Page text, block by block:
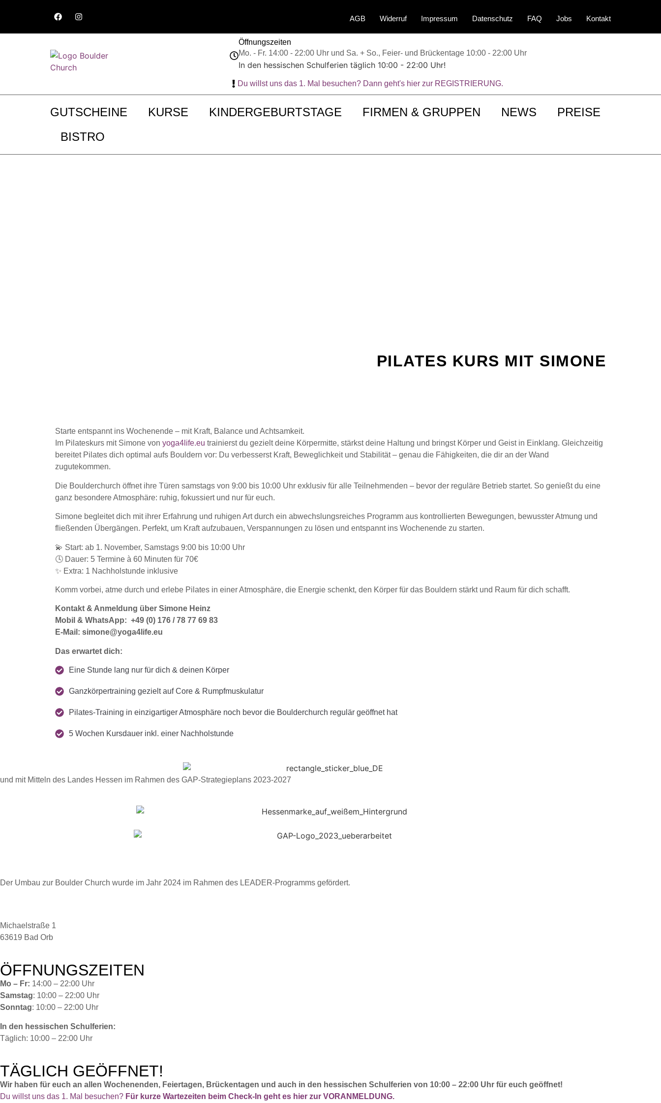
AGB Widerruf Impressum Datenschutz FAQ Jobs Kontakt
Öffnungszeiten
Mo. - Fr. 14:00 - 22:00 Uhr und Sa. + So., Feier- und Brückentage 10:00 - 22:00 Uhr
In den hessischen Schulferien täglich 10:00 - 22:00 Uhr!
Du willst uns das 1. Mal besuchen? Dann geht's hier zur REGISTRIERUNG.
GUTSCHEINE KURSE KINDERGEBURTSTAGE FIRMEN & GRUPPEN NEWS
PREISE
BISTRO
PILATES KURS MIT SIMONE
Starte entspannt ins Wochenende – mit Kraft, Balance und Achtsamkeit.
Im Pilateskurs mit Simone von yoga4life.eu trainierst du gezielt deine Körpermitte, stärkst deine Haltung und bringst Körper und Geist in Einklang. Gleichzeitig
bereitet Pilates dich optimal aufs Bouldern vor: Du verbesserst Kraft, Beweglichkeit und Stabilität – genau die Fähigkeiten, die dir an der Wand
zugutekommen.
Die Boulderchurch öffnet ihre Türen samstags von 9:00 bis 10:00 Uhr exklusiv für alle Teilnehmenden – bevor der reguläre Betrieb startet. So genießt du eine
ganz besondere Atmosphäre: ruhig, fokussiert und nur für euch.
Simone begleitet dich mit ihrer Erfahrung und ruhigen Art durch ein abwechslungsreiches Programm aus kontrollierten Bewegungen, bewusster Atmung und
fließenden Übergängen. Perfekt, um Kraft aufzubauen, Verspannungen zu lösen und entspannt ins Wochenende zu starten.
💫 Start: ab 1. November, Samstags 9:00 bis 10:00 Uhr
🕓 Dauer: 5 Termine à 60 Minuten für 70€
✨ Extra: 1 Nachholstunde inklusive
Komm vorbei, atme durch und erlebe Pilates in einer Atmosphäre, die Energie schenkt, den Körper für das Bouldern stärkt und Raum für dich schafft.
Kontakt & Anmeldung über Simone Heinz
Mobil & WhatsApp: +49 (0) 176 / 78 77 69 83
E-Mail: simone@yoga4life.eu
Das erwartet dich:
Eine Stunde lang nur für dich & deinen Körper
Ganzkörpertraining gezielt auf Core & Rumpfmuskulatur
Pilates-Training in einzigartiger Atmosphäre noch bevor die Boulderchurch regulär geöffnet hat
5 Wochen Kursdauer inkl. einer Nachholstunde
und mit Mitteln des Landes Hessen im Rahmen des GAP-Strategieplans 2023-2027
Der Umbau zur Boulder Church wurde im Jahr 2024 im Rahmen des LEADER-Programms gefördert.
Michaelstraße 1
63619 Bad Orb
ÖFFNUNGSZEITEN
Mo – Fr: 14:00 – 22:00 Uhr
Samstag: 10:00 – 22:00 Uhr
Sonntag: 10:00 – 22:00 Uhr
In den hessischen Schulferien:
Täglich: 10:00 – 22:00 Uhr
TÄGLICH GEÖFFNET!
Wir haben für euch an allen Wochenenden, Feiertagen, Brückentagen und auch in den hessischen Schulferien von 10:00 – 22:00 Uhr für euch geöffnet!
Du willst uns das 1. Mal besuchen? Für kurze Wartezeiten beim Check-In geht es hier zur VORANMELDUNG.